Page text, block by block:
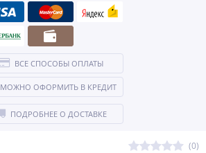
(0)
ВСЕ СПОСОБЫ ОПЛАТЫ
МОЖНО ОФОРМИТЬ В КРЕДИТ
ПОДРОБНЕЕ О ДОСТАВКЕ